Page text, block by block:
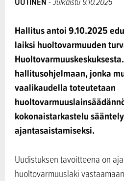
Hallitus antoi 9.10.2025
laiksi huoltovarmuuden
hallitusohjelmaan, jonka
vaalikaudella toteutetaan
kokonaistarkastelu
ajantasaistamiseksi.
Uudistuksen tavoitteena on
huoltovarmuuslaki